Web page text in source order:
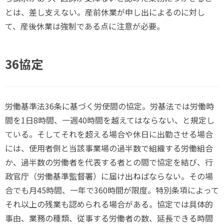
とは、差し支えない。産前休業が申し出によるのに対し
て、産後休業は強制である点に注意が必要。
36協定
労働基準法36条に基づく労使間の協定。労基法では労働時
間を1日8時間、一週40時間を越えてはならない、と規定し
ている。そしてそれを超える場合や休日に出勤させる場合
には、使用者側と当該事業場の過半数で組織する労働組合
か、過半数の労働者を代表する者との間で協定を結び、行
政官庁（労働基準監督署）に届け出ねばならない。その場
合でも月45時間、一年で360時間が限度。特別条項によって
それ以上の残業も認められる場合がある。協定では具体的
事由、業務の種類、従事する労働者の数、延長できる時間